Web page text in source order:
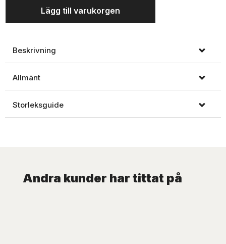
Lägg till varukorgen
Beskrivning
Allmänt
Storleksguide
Andra kunder har tittat på